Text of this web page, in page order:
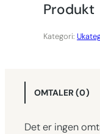
Produkt
Kategori:
OMTALER (0)
Det er ingen